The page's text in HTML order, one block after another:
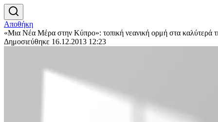
Αποθήκη
«Μια Νέα Μέρα στην Κύπρο»: τοπική νεανική ορμή στα καλύτερά
Δημοσιεύθηκε 16.12.2013 12:23